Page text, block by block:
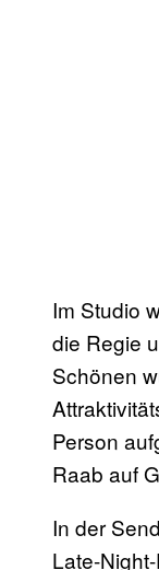
Im Studio
die Regie
Schönen
Person
Raab auf
In der
Late-